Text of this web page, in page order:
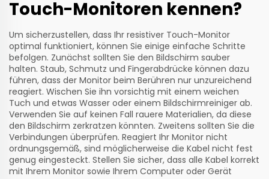
Touch-Monitoren kennen?
Um sicherzustellen, dass Ihr resistiver Touch-Monitor
optimal funktioniert, können Sie einige einfache Schritte
befolgen. Zunächst sollten Sie den Bildschirm sauber
halten. Staub, Schmutz und Fingerabdrücke können dazu
führen, dass der Monitor beim Berühren nur unzureichend
reagiert. Wischen Sie ihn vorsichtig mit einem weichen
Tuch und etwas Wasser oder einem Bildschirmreiniger ab.
Verwenden Sie auf keinen Fall rauere Materialien, da diese
den Bildschirm zerkratzen könnten. Zweitens sollten Sie die
Verbindungen überprüfen. Reagiert Ihr Monitor nicht
ordnungsgemäß, sind möglicherweise die Kabel nicht fest
genug eingesteckt. Stellen Sie sicher, dass alle Kabel korrekt
mit Ihrem Monitor sowie Ihrem Computer oder Gerät